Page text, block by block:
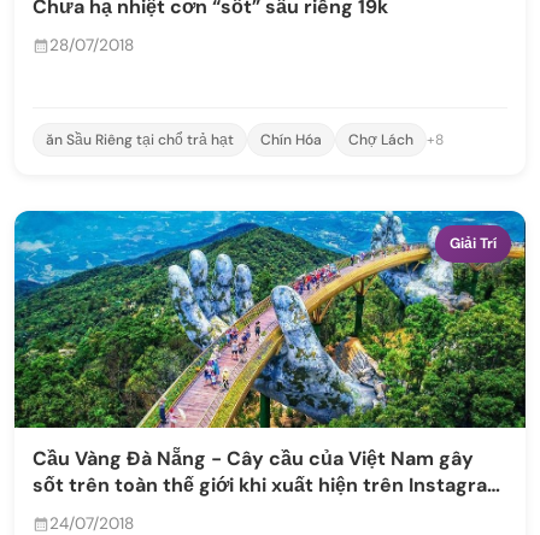
Chưa hạ nhiệt cơn “sốt” sầu riêng 19k
28/07/2018
ăn Sầu Riêng tại chổ trả hạt Chín Hóa Chợ Lách +8
Giải Trí
Cầu Vàng Đà Nẵng - Cây cầu của Việt Nam gây
sốt trên toàn thế giới khi xuất hiện trên Instagram
nghệ thuật nổi tiếng
24/07/2018